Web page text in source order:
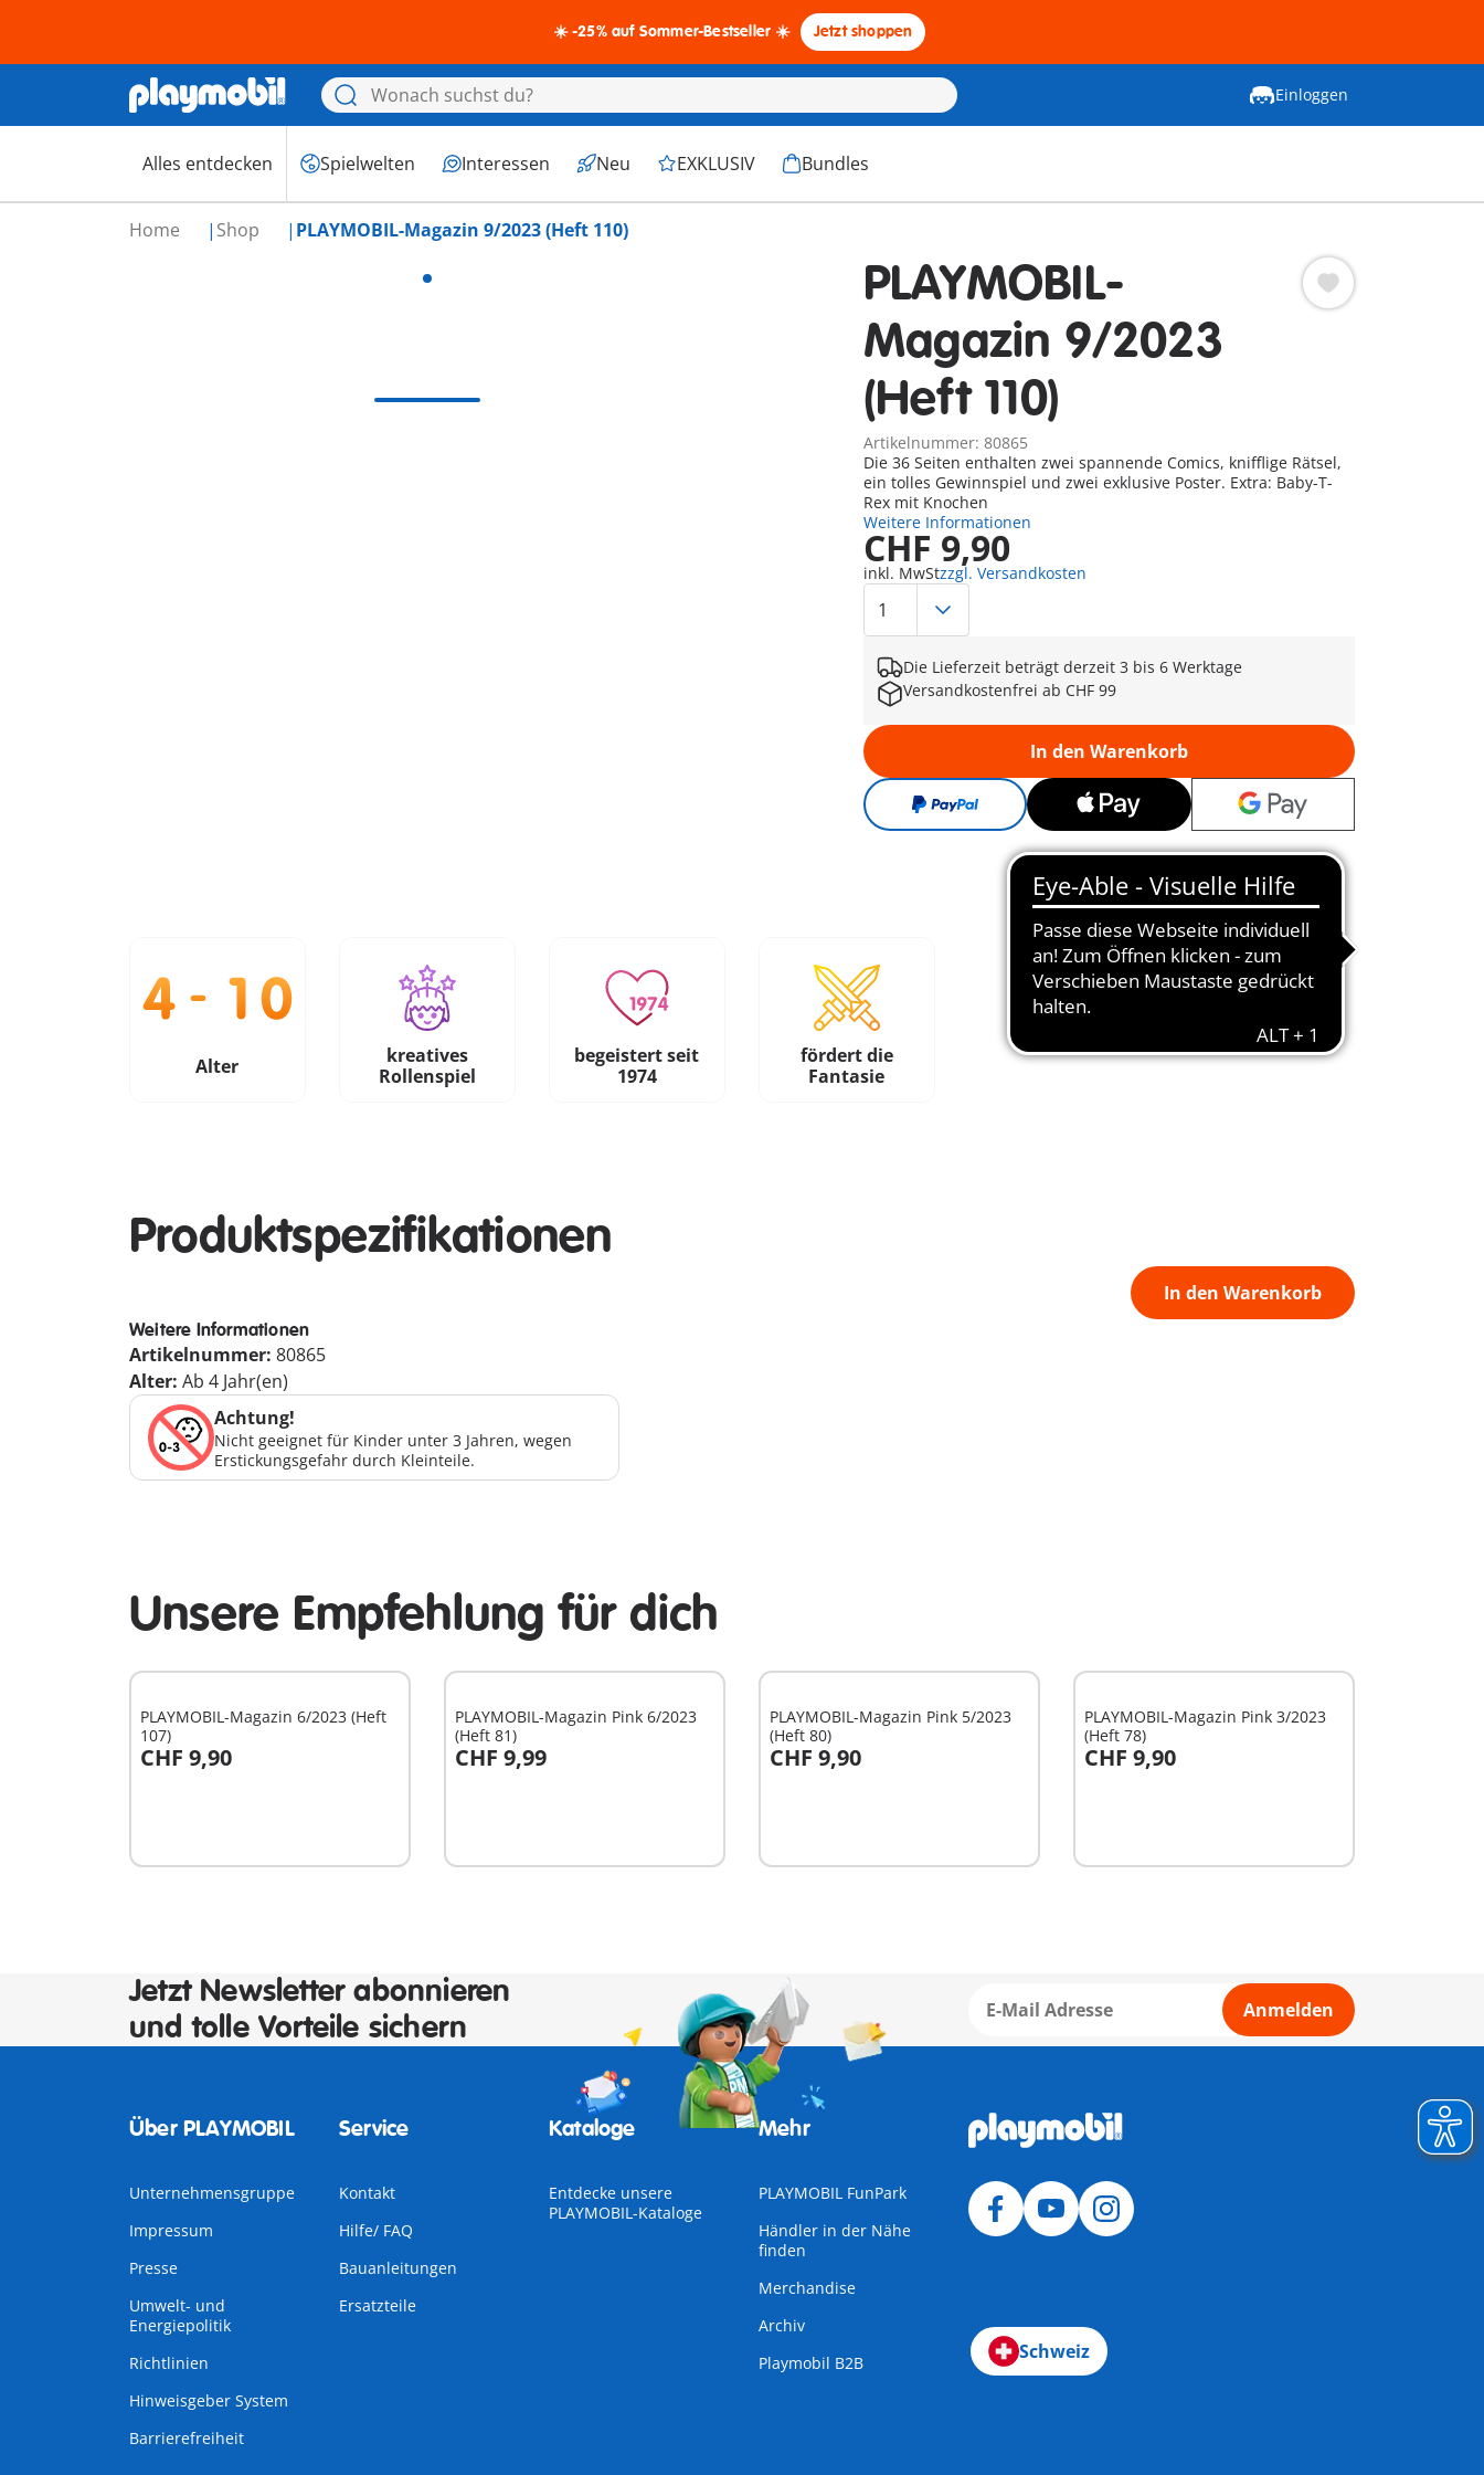
☀️ -25% auf Sommer-Bestseller ☀️ Jetzt shoppen
Einloggen
Alles entdecken Spielwelten Interessen Neu EXKLUSIV Bundles
Home Shop PLAYMOBIL-Magazin 9/2023 (Heft 110)
PLAYMOBIL-
Magazin 9/2023
(Heft 110)
Artikelnummer: 80865
Die 36 Seiten enthalten zwei spannende Comics, knifflige Rätsel,
ein tolles Gewinnspiel und zwei exklusive Poster. Extra: Baby-T-
Rex mit Knochen
Weitere Informationen
CHF 9,90
inkl. MwStzzgl. Versandkosten
Die Lieferzeit beträgt derzeit 3 bis 6 Werktage
Versandkostenfrei ab CHF 99
In den Warenkorb
Alter
kreatives
Rollenspiel
begeistert seit
1974
fördert die
Fantasie
Produktspezifikationen
In den Warenkorb
Weitere Informationen
Artikelnummer: 80865
Alter: Ab 4 Jahr(en)
Achtung!
Nicht geeignet für Kinder unter 3 Jahren, wegen
Erstickungsgefahr durch Kleinteile.
Unsere Empfehlung für dich
PLAYMOBIL-Magazin 6/2023 (Heft
107)
CHF 9,90
In den Warenkorb
PLAYMOBIL-Magazin Pink 6/2023
(Heft 81)
CHF 9,99
In den Warenkorb
PLAYMOBIL-Magazin Pink 5/2023
(Heft 80)
CHF 9,90
In den Warenkorb
PLAYMOBIL-Magazin Pink 3/2023
(Heft 78)
CHF 9,90
In den Warenkorb
Jetzt Newsletter abonnieren
und tolle Vorteile sichern
Anmelden
Über PLAYMOBIL
Unternehmensgruppe
Impressum
Presse
Umwelt- und
Energiepolitik
Richtlinien
Hinweisgeber System
Barrierefreiheit
Service
Kontakt
Hilfe/ FAQ
Bauanleitungen
Ersatzteile
Kataloge
Entdecke unsere
PLAYMOBIL-Kataloge
Mehr
PLAYMOBIL FunPark
Händler in der Nähe
finden
Merchandise
Archiv
Playmobil B2B
Schweiz